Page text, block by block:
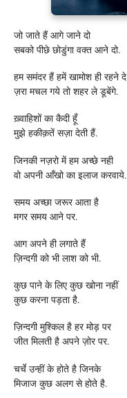
जो जाते हैं आगे जाने दो
सबको पीछे छोडुंगा वक्त आने दो.
हम समंदर हैं हमें खामोश ही रहने दे
ज़रा मचल गये तो शहर ले डूबेंगे.
ख़्वाहिशों का कैदी हूँ
मुझे हकीक़तें सज़ा देती हैं.
जिनकी नज़रो में हम अच्छे नही
वो अपनी आँखो का इलाज करवाये.
समय अच्छा जरूर आता है
मगर समय आने पर.
आग अपने ही लगाते हैं
ज़िन्दगी को भी लाश को भी.
कुछ पाने के लिए कुछ खोना नहीं
कुछ करना पड़ता है.
ज़िन्दगी मुश्किल है हर मोड़ पर
जीत मिलती है अपने ज़ोर पर.
चर्चे उन्हीं के होते है जिनके
मिजाज कुछ अलग से होते है.